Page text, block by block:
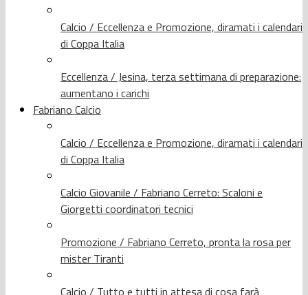
Calcio / Eccellenza e Promozione, diramati i calendari
di Coppa Italia
Eccellenza / Jesina, terza settimana di preparazione:
aumentano i carichi
Fabriano Calcio
Calcio / Eccellenza e Promozione, diramati i calendari
di Coppa Italia
Calcio Giovanile / Fabriano Cerreto: Scaloni e
Giorgetti coordinatori tecnici
Promozione / Fabriano Cerreto, pronta la rosa per
mister Tiranti
Calcio / Tutto e tutti in attesa di cosa farà